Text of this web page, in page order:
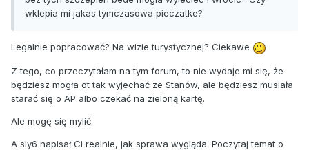
wklepia mi jakas tymczasowa pieczatke?
Legalnie popracować? Na wizie turystycznej? Ciekawe
Z tego, co przeczytałam na tym forum, to nie wydaje mi się, że
będziesz mogła ot tak wyjechać ze Stanów, ale będziesz musiała
starać się o AP albo czekać na zieloną kartę.
Ale mogę się mylić.
A sly6 napisał Ci realnie, jak sprawa wygląda. Poczytaj temat o